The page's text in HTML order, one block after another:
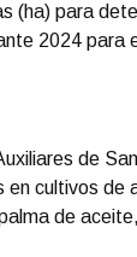
(ha) para
2024 para
de
en cultivos
de